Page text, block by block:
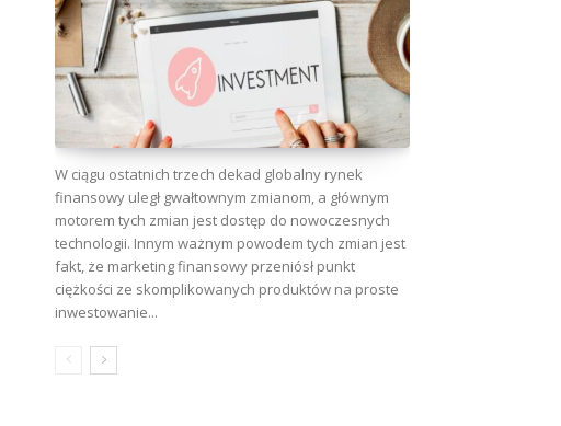
W ciągu ostatnich trzech dekad globalny rynek
finansowy uległ gwałtownym zmianom, a głównym
motorem tych zmian jest dostęp do nowoczesnych
technologii. Innym ważnym powodem tych zmian jest
fakt, że marketing finansowy przeniósł punkt
ciężkości ze skomplikowanych produktów na proste
inwestowanie...